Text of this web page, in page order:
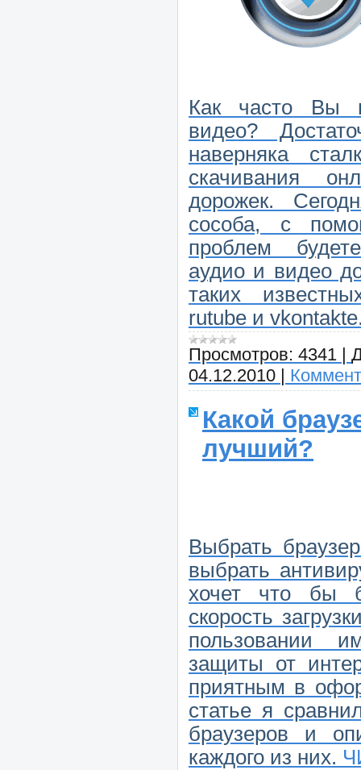
Как часто Вы
видео?
наверняка
скачивания
дорожек.
сособа, с
проблем
аудио и видео
таких
rutube и
Просмотров: 4341
04.12.2010
Какой
лучший?
Выбрать
выбрать
хочет что бы
скорость
пользовании
защиты от
приятным в
статье я
браузеров и
каждого из них.